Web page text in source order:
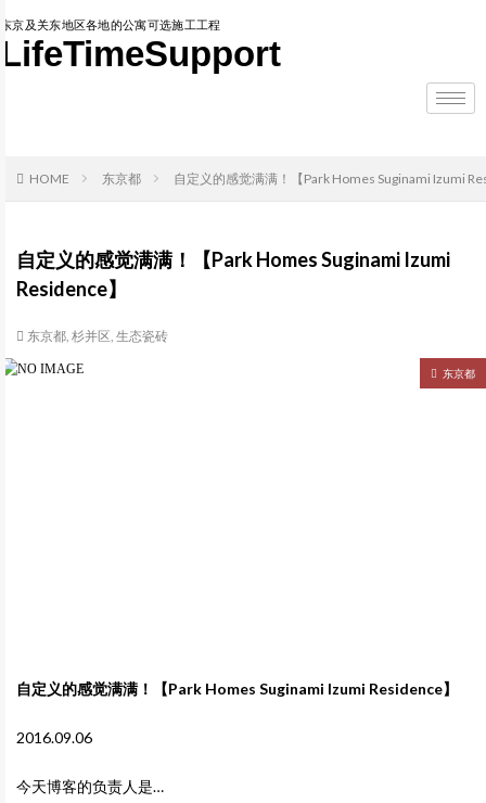
东京及关东地区各地的公寓可选施工工程
LifeTimeSupport
HOME 东京都 自定义的感觉满满！【Park Homes Suginami Izumi
自定义的感觉满满！【Park Homes Suginami Izumi
Residence】
东京都, 杉并区, 生态瓷砖
东京都
自定义的感觉满满！【Park Homes Suginami Izumi Residence】
2016.09.06
今天博客的负责人是…